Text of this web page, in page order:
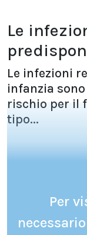
Le
Le infezioni
infanzia
rischio per il
tipo...
Per